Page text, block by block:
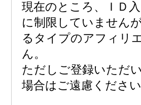
現在のところ、ＩＤ
に制限していません
るタイプのアフィリ
ん。
ただしご登録いただ
場合はご遠慮くださ